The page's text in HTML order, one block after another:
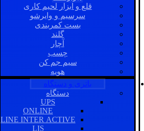
قلع و ابزار لحیم کاری
سرسیم و وایرشو
بست کمربندی
گلند
آچار
چسب
سیم جم کن
هویه
باتری و دستگاه
دستگاه
UPS
ONLINE
LINE INTER ACTIVE
LIS